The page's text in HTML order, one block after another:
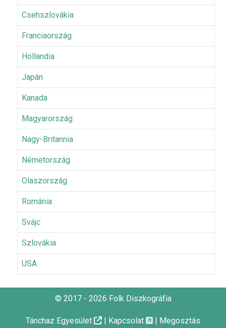
Csehszlovákia
Franciaország
Hollandia
Japán
Kanada
Magyarország
Nagy-Britannia
Németország
Olaszország
Románia
Svájc
Szlovákia
USA
© 2017 - 2026 Folk Diszkográfia
Tánchaz Egyesület | Kapcsolat | Megosztás